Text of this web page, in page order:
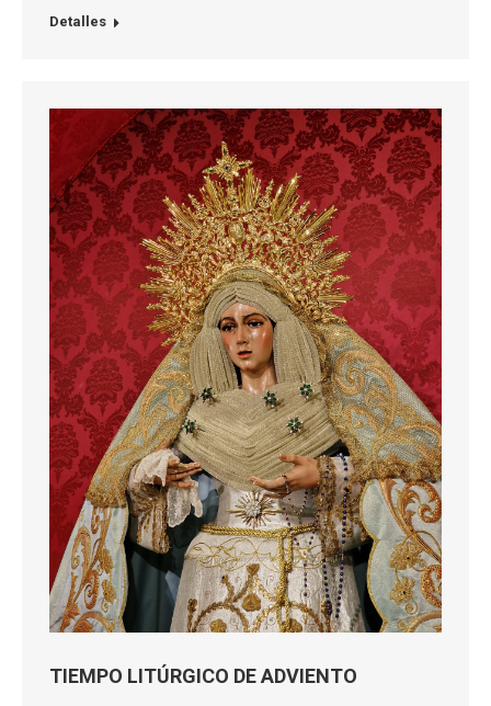
Detalles
TIEMPO LITÚRGICO DE ADVIENTO